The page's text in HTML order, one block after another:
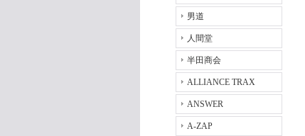
男道
人間堂
半田商会
ALLIANCE TRAX
ANSWER
A-ZAP